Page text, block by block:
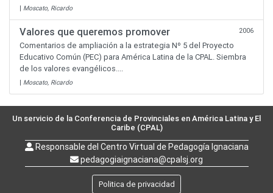
| Moscato, Ricardo
Valores que queremos promover 2006
Comentarios de ampliación a la estrategia Nº 5 del Proyecto
Educativo Común (PEC) para América Latina de la CPAL. Siembra
de los valores evangélicos....
| Moscato, Ricardo
Un servicio de la Conferencia de Provinciales en América Latina y El
Caribe (CPAL)
Responsable del Centro Virtual de Pedagogía Ignaciana
pedagogiaignaciana@cpalsj.org
Politica de privacidad